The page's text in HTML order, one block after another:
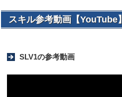
スキル参考動画【YouTube】
SLV1の参考動画